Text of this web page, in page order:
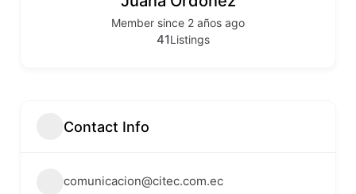
Member since 2 años ago
41Listings
Contact Info
comunicacion@citec.com.ec